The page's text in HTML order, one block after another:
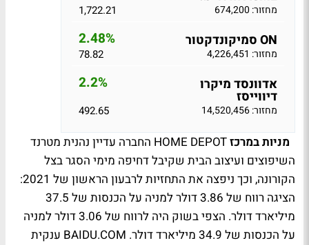
מחזור: 674,200 1,722.21
ON סמיקונדקטור 2.48%
מחזור: 4,226,451 78.82
אדוונסד מיקרו
דיווייסז
2.2%
מחזור: 14,520,456 492.65
מניות במרכז
HOME DEPOT החברה עדיין נהנית מטרנד
השיפוצים ועיצוב הבית שקיבל דחיפה מימי הסגר בצל
הקורונה, וכך ניפצה את התחזיות לרבעון הראשון של 2021:
הציגה רווח של 3.86 דולר למניה על הכנסות של 37.5
מיליארד דולר. הצפי בשוק היה לרווח של 3.06 דולר למניה
על הכנסות של 34.9 מיליארד דולר. BAIDU.COM ענקית